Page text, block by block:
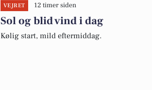
VEJRET 12 timer siden
Sol og blid vind i dag
Kølig start, mild eftermiddag.